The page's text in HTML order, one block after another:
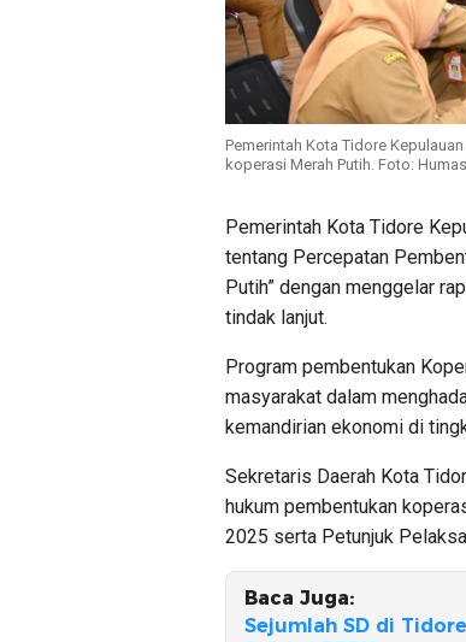
Pemerintah Kota Tidore
koperasi Merah Putih. Foto:
Pemerintah Kota Tidore
tentang Percepatan
Putih” dengan menggelar
tindak lanjut.
Program pembentukan
masyarakat dalam
kemandirian ekonomi di
Sekretaris Daerah Kota
hukum pembentukan
2025 serta Petunjuk
Baca Juga:
Sejumlah SD di